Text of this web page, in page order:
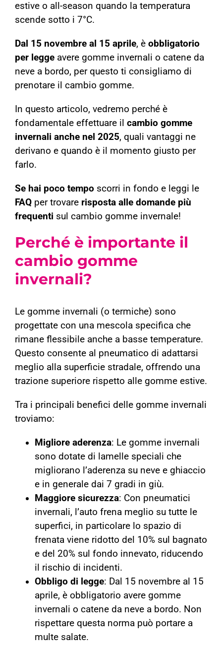
estive o all-season quando la temperatura
scende sotto i 7°C.
Dal 15 novembre al 15 aprile, è obbligatorio
per leggeavere gomme invernali o catene da
neve a bordo, per questo ti consigliamo di
prenotare il cambio gomme.
In questo articolo, vedremo perché è
fondamentale effettuare il cambio gomme
invernali anche nel 2025, quali vantaggi ne
derivano e quando è il momento giusto per
farlo.
Se hai poco tempo scorri in fondo e leggi le
FAQper trovare risposta alle domande più
frequenti sul cambio gomme invernale!
Perché è importante il
cambio gomme
invernali?
Le gomme invernali (o termiche) sono
progettate con una mescola specifica che
rimane flessibile anche a basse temperature.
Questo consente al pneumatico di adattarsi
meglio alla superficie stradale, offrendo una
trazione superiore rispetto alle gomme estive.
Tra i principali benefici delle gomme invernali
troviamo:
Migliore aderenza: Le gomme invernali
sono dotate di lamelle speciali che
migliorano l’aderenza su neve e ghiaccio
e in generale dai 7 gradi in giù.
Maggiore sicurezza: Con pneumatici
invernali, l’auto frena meglio su tutte le
superfici, in particolare lo spazio di
frenata viene ridotto del 10% sul bagnato
e del 20% sul fondo innevato, riducendo
il rischio di incidenti.
Obbligo di legge: Dal 15 novembre al 15
aprile, è obbligatorio avere gomme
invernali o catene da neve a bordo. Non
rispettare questa norma può portare a
multe salate.